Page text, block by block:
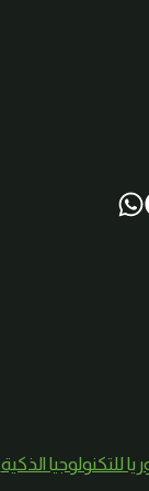
للتكنولوجيا الذكية